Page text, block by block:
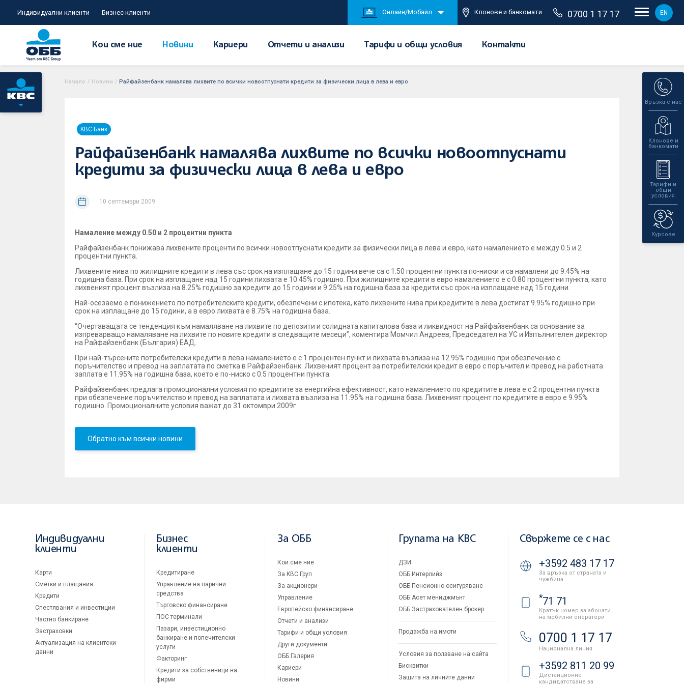
Индивидуални клиенти Бизнес клиенти Онлайн/Мобайл Клонове и банкомати 0700 1 17 17 EN
Кои сме ние Новини Кариери Отчети и анализи Тарифи и общи условия Контакти
Връзка с нас
Клонове и
банкомати
Тарифи и
общи
условия
Курсове
Начало / Новини / Райфайзенбанк намалява лихвите по всички новоотпуснати кредити за физически лица в лева и евро
KBC Банк
Райфайзенбанк намалява лихвите по всички новоотпуснати
кредити за физически лица в лева и евро
10 септември 2009
Намаление между 0.50 и 2 процентни пункта
Райфайзенбанк понижава лихвените проценти по всички новоотпуснати кредити за физически лица в лева и евро, като намалението е между 0.5 и 2
процентни пункта.
Лихвените нива по жилищните кредити в лева със срок на изплащане до 15 години вече са с 1.50 процентни пункта по-ниски и са намалени до 9.45% на
годишна база. При срок на изплащане над 15 години лихвата е 10.45% годишно. При жилищните кредити в евро намалението е с 0.80 процентни пункта, като
лихвеният процент възлиза на 8.25% годишно за кредити до 15 години и 9.25% на годишна база за кредити със срок на изплащане над 15 години.
Най-осезаемо е понижението по потребителските кредити, обезпечени с ипотека, като лихвените нива при кредитите в лева достигат 9.95% годишно при
срок на изплащане до 15 години, а в евро лихвата е 8.75% на годишна база.
“Очертаващата се тенденция към намаляване на лихвите по депозити и солидната капиталова база и ликвидност на Райфайзенбанк са основание за
изпрeварващо намаляване на лихвите по новите кредити в следващите месеци”, коментира Момчил Андреев, Председател на УС и Изпълнителен директор
на Райфайзенбанк (България) ЕАД.
При най-търсените потребителски кредити в лева намалението е с 1 процентен пункт и лихвата възлиза на 12.95% годишно при обезпечение с
поръчителство и превод на заплатата по сметка в Райфайзенбанк. Лихвеният процент за потребителски кредит в евро с поръчител и превод на работната
заплата е 11.95% на годишна база, което е по-ниско с 0.5 процентни пункта.
Райфайзенбанк предлага промоционални условия по кредитите за енергийна ефективност, като намалението по кредитите в лева е с 2 процентни пункта
при обезпечение поръчителство и превод на заплатата и лихвата възлиза на 11.95% на годишна база. Лихвеният процент по кредитите в евро е 9.95%
годишно. Промоционалните условия важат до 31 октомври 2009г.
Обратно към всички новини
Индивидуални
клиенти
Карти
Сметки и плащания
Кредити
Спестявания и инвестиции
Частно банкиране
Застраховки
Актуализация на клиентски
данни
Бизнес
клиенти
Кредитиране
Управление на парични
средства
Търговско финансиране
ПОС терминали
Пазари, инвестиционно
банкиране и попечителски
услуги
Факторинг
Кредити за собственици на
фирми
За ОББ
Кои сме ние
За KBC Груп
За акционери
Управление
Европейско финансиране
Отчети и анализи
Тарифи и общи условия
Други документи
ОББ Галерия
Кариери
Новини
Групата на KBC
ДЗИ
ОББ Интерлийз
ОББ Пенсионно осигуряване
ОББ Асет мениджмънт
ОББ Застрахователен брокер
Продажба на имоти
Условия за ползване на сайта
Бисквитки
Защита на личните данни
Свържете се с нас
+3592 483 17 17
За връзка от страната и
чужбина
*71 71
Кратък номер за абонати
на мобилни оператори
0700 1 17 17
Национална линия
+3592 811 20 99
Дистанционно
кандидатстване за